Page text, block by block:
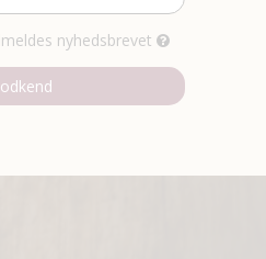
nyhedsbrevet